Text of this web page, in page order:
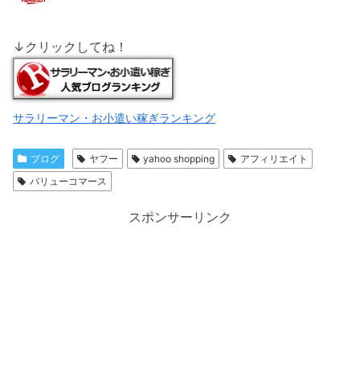
↓クリックしてね！
サラリーマン・お小遣い稼ぎランキング
ブログ ヤフー yahoo shopping
アフィリエイト
バリューコマース
スポンサーリンク